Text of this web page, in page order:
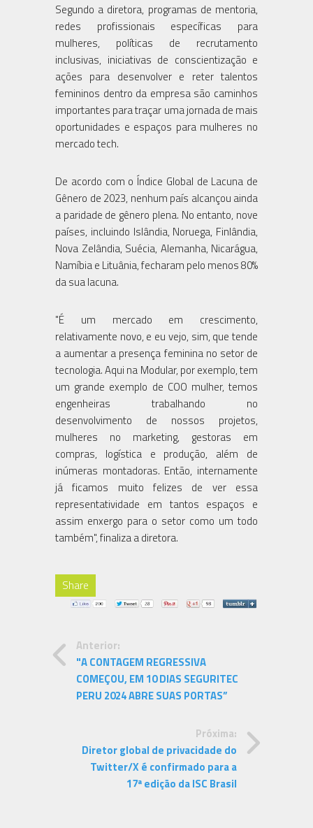
Segundo a diretora, programas de mentoria,
redes profissionais específicas para
mulheres, políticas de recrutamento
inclusivas, iniciativas de conscientização e
ações para desenvolver e reter talentos
femininos dentro da empresa são caminhos
importantes para traçar uma jornada de mais
oportunidades e espaços para mulheres no
De acordo com o Índice Global de Lacuna de
Gênero de 2023, nenhum país alcançou ainda
a paridade de gênero plena. No entanto, nove
países, incluindo Islândia, Noruega, Finlândia,
Nova Zelândia, Suécia, Alemanha, Nicarágua,
Namíbia e Lituânia, fecharam pelo menos 80%
"É um mercado em crescimento,
relativamente novo, e eu vejo, sim, que tende
a aumentar a presença feminina no setor de
tecnologia. Aqui na Modular, por exemplo, tem
um grande exemplo de COO mulher, temos
engenheiras trabalhando no
desenvolvimento de nossos projetos,
mulheres no marketing, gestoras em
compras, logística e produção, além de
inúmeras montadoras. Então, internamente
já ficamos muito felizes de ver essa
representatividade em tantos espaços e
assim enxergo para o setor como um todo
também", finaliza a diretora.
Share
Anterior:
"A CONTAGEM REGRESSIVA
COMEÇOU, EM 10 DIAS SEGURITEC
PERU 2024 ABRE SUAS PORTAS”
Próxima:
Diretor global de privacidade do
Twitter/X é confirmado para a
17ª edição da ISC Brasil